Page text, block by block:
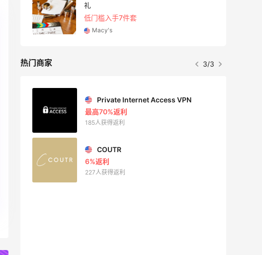
健身补剂、护肤洗护等
无门槛7.5折
iHerb
热门商家 1/3
Mac Duggal
最高2%返利
6022人成功下单
Biōkreativ
30%返利
54人获得返利